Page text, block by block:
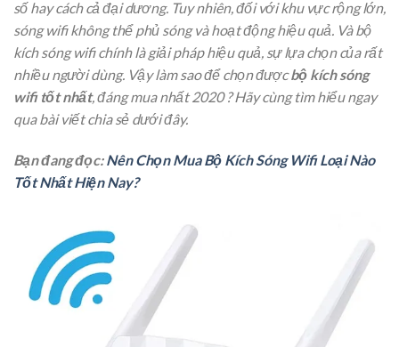
số hay cách cả đại dương. Tuy nhiên, đối với khu vực rộng lớn,
sóng wifi không thể phủ sóng và hoạt động hiệu quả. Và bộ
kích sóng wifi chính là giải pháp hiệu quả, sự lựa chọn của rất
nhiều người dùng. Vậy làm sao để chọn đượcbộ kích sóng
wifi tốt nhất, đáng mua nhất 2020 ? Hãy cùng tìm hiểu ngay
qua bài viết chia sẻ dưới đây.
Bạn đang đọc:Nên Chọn Mua Bộ Kích Sóng Wifi Loại Nào
Tốt Nhất Hiện Nay?